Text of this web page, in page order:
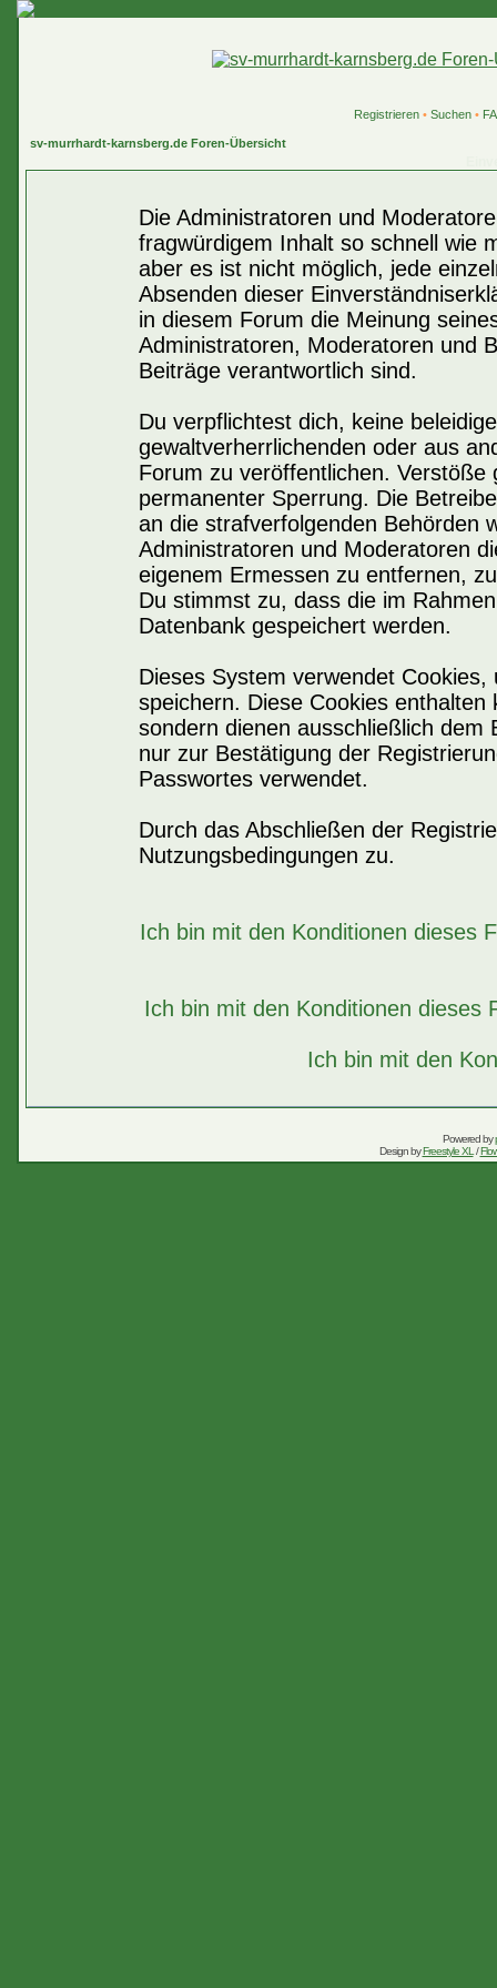
Registrieren• Suchen•
sv-murrhardt-karnsberg.de Foren-Übersicht
Die Administratoren und
fragwürdigem Inhalt so schnell wie
aber es ist nicht möglich, jede
Absenden dieser
in diesem Forum die Meinung
Administratoren, Moderatoren und
Beiträge verantwortlich sind.
Du verpflichtest dich, keine
gewaltverherrlichenden oder aus
Forum zu veröffentlichen.
permanenter Sperrung. Die
an die strafverfolgenden Behörden
Administratoren und Moderatoren
eigenem Ermessen zu entfernen,
Du stimmst zu, dass die im
Datenbank gespeichert werden.
Dieses System verwendet
speichern. Diese Cookies
sondern dienen ausschließlich dem
nur zur Bestätigung der
Passwortes verwendet.
Durch das Abschließen der
Nutzungsbedingungen zu.
Ich bin mit den Konditionen dieses
Ich bin mit den Konditionen dieses
Ich bin mit den
Powered by
Design byFreestyle XL /